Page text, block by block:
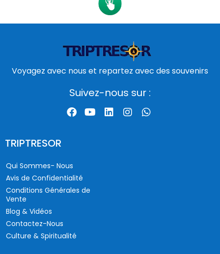
Voyagez avec nous et repartez avec des souvenirs
Suivez-nous sur :
TRIPTRESOR
Qui Sommes- Nous
Avis de Confidentialité
Conditions Générales de
Vente
Blog & Vidéos
Contactez-Nous
Culture & Spiritualité